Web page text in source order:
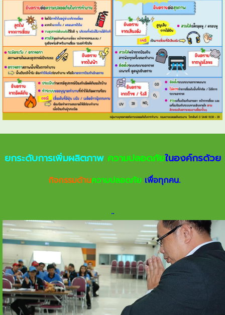
ยกระดับการเพิ่มผลิตภาพความปลอดภัยในองค์กรด้วย
กิจกรรมด้านความปลอดภัย เพื่อทุกคน.
..